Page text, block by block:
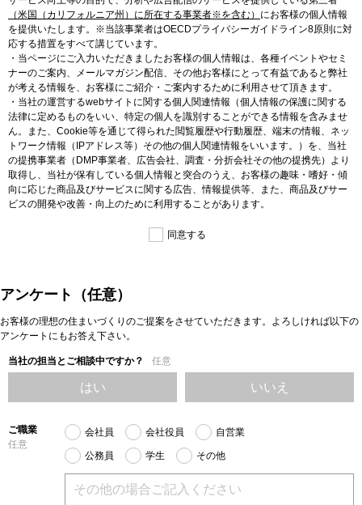
（米国（カリフォルニア州）に所在する事業者※を含む） にお客様の個人情報
を提供いたします。※当該事業者はOECDプライバシーガイドライン8原則に対
応する措置をすべて講じています。
・当ページにご入力いただきましたお客様の個人情報は、各種イベントやセミ
ナーのご案内、メールマガジン配信、その他お客様にとって有益であると弊社
が考える情報を、お客様にご紹介・ご案内するために利用させて頂きます。
・当社の運営するwebサイトに関する個人関連情報（個人情報の保護に関する
法律に定めるものをいい、特定の個人を識別することができる情報を含みませ
ん。また、Cookie等を通じて得られた閲覧履歴や行動履歴、端末の情報、ネッ
トワーク情報（IPアドレス等）その他の個人関連情報をいいます。）を、当社
の提携事業者（DMP事業者、広告会社、調査・分折会社その他の提携先）より
取得し、当社が保有している個人情報と突合のうえ、お客様の趣味・嗜好・傾
向に応じた商品及びサービスに関する広告、情報提供等、また、商品及びサー
ビスの開発や改善・向上のために利用することがあります。
同意する
アンケート（任意）
お客様の理想の住まいづくりのご提案をさせていただきます。よろしければ以下の
アンケートにもお答え下さい。
当社の担当とご相談中ですか？ 任意
はい いいえ
ご職業
任意
会社員 会社役員 自営業
公務員 学生 その他